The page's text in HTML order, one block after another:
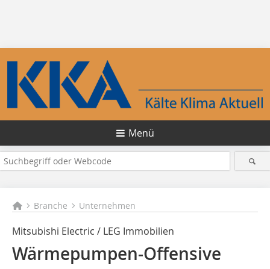
Menü
Branche Unternehmen
Mitsubishi Electric / LEG Immobilien
Wärmepumpen-Offensive